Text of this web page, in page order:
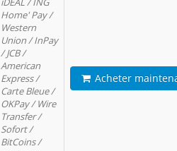
Home' Pay /
Western
Union / InPay
/ JCB /
American
Express /
Carte Bleue /
OKPay / Wire
Transfer /
Sofort /
BitCoins /
Acheter